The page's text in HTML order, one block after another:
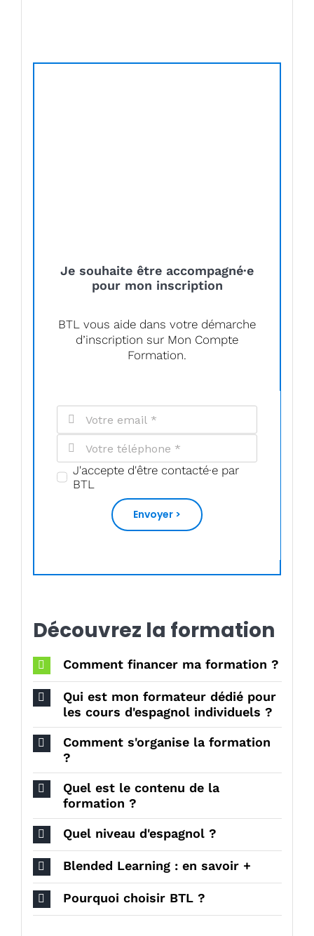
Je souhaite être accompagné·e
pour mon inscription
BTL vous aide dans votre démarche
d’inscription sur Mon Compte
Formation.
J'accepte d'être contacté·e par
BTL
Envoyer >
Découvrez la formation
Comment financer ma formation ?
Qui est mon formateur dédié pour
les cours d'espagnol individuels ?
Comment s'organise la formation
?
Quel est le contenu de la
formation ?
Quel niveau d'espagnol ?
Blended Learning : en savoir +
Pourquoi choisir BTL ?